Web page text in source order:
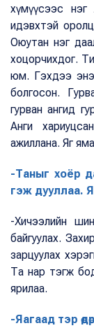
хүмүүсээс
идэвхтэй
Оюутан нэг
хоцорчихдог.
юм. Гэхдээ энэ
болгосон.
гурван ангид
Анги
ажиллана. Яг
-Таныг хоёр
гэж дууллаа.
-Хичээлийн
байгуулах.
зарцуулах
Та нар тэгж
ярилаа.
-Яагаад тэр